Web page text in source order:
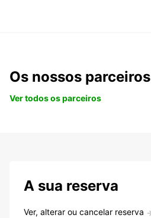
Os nossos parceiros
Ver todos os parceiros
A sua reserva
Ver, alterar ou cancelar reserva